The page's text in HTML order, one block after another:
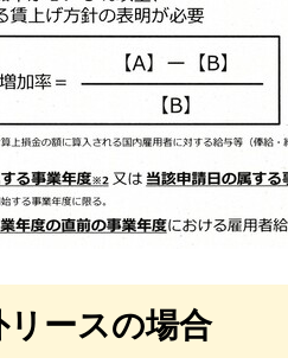
リースの場合